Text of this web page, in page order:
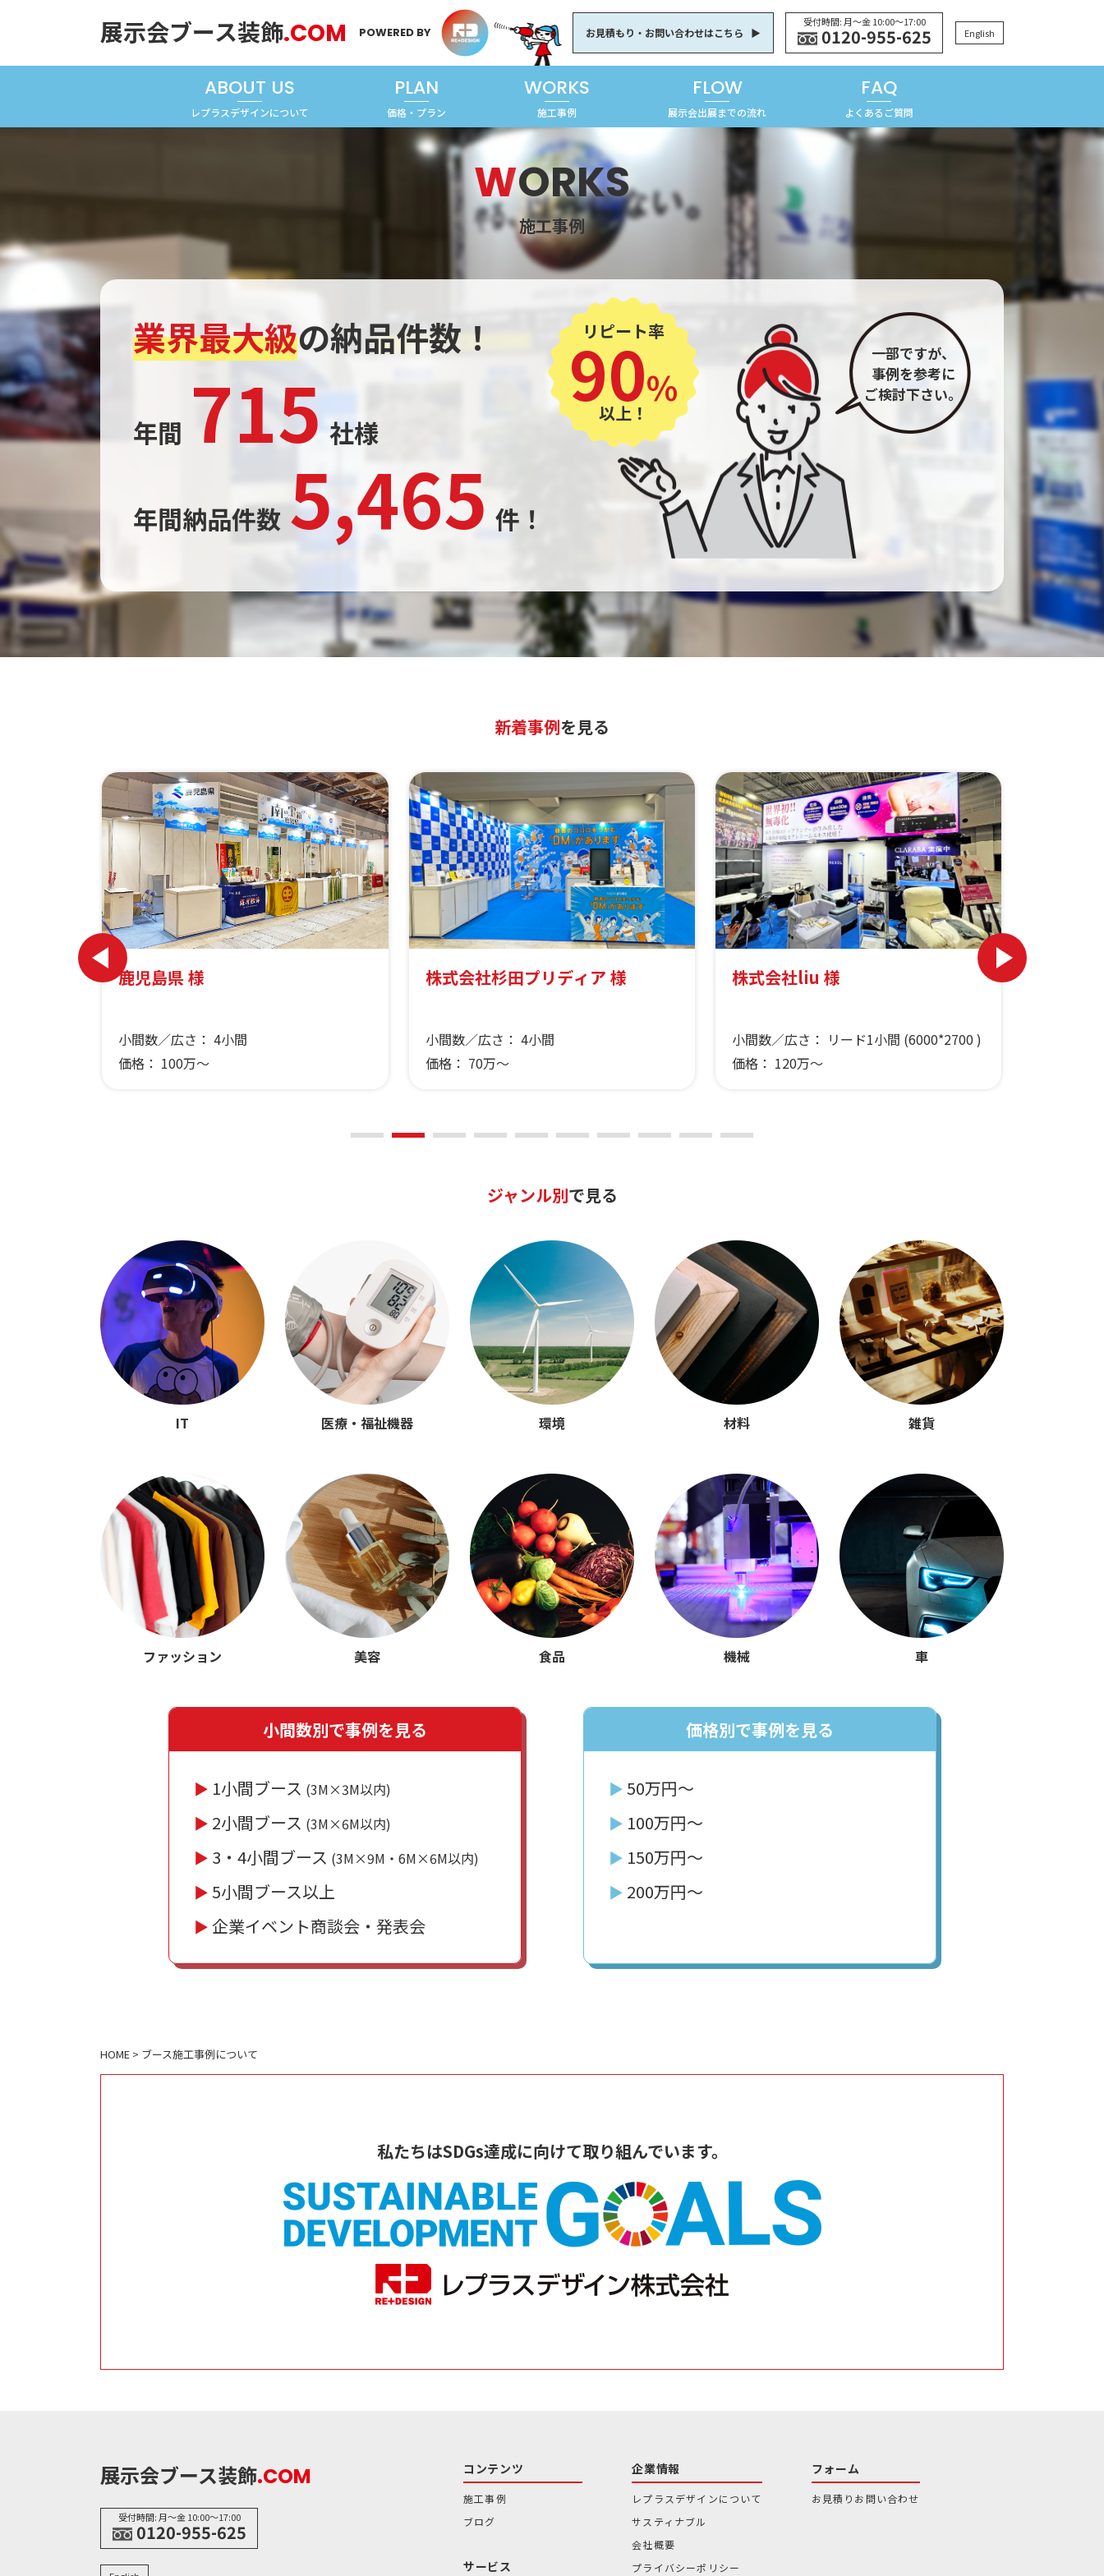
展示会ブース装飾.COM POWERED BY お見積もり・お問い合わせはこちら
受付時間: 月〜金 10:00〜17:00
0120-955-625 English
ABOUT US
レプラスデザインについて
PLAN
価格・プラン
WORKS
施工事例
FLOW
展示会出展までの流れ
FAQ
よくあるご質問
WORKS
施工事例
業界最大級の納品件数！
年間 715 社様
年間納品件数 5,465 件！
一部ですが、
事例を参考に
ご検討下さい。
リピート率
90%
以上！
新着事例を見る
鹿児島県 様
小間数／広さ：4小間
価格： 100万～
株式会社杉田プリディア 様
小間数／広さ： 4小間
価格： 70万～
株式会社liu 様
小間数／広さ： リード1小間 (6000*2700 )
価格： 120万～
ジャンル別で見る
IT 医療・ 福祉機器 環境 材料 雑貨
ファッション 美容 食品 機械 車
小間数別で事例を見る
▶︎ 1小間ブース (3M×3M以内)
▶︎ 2小間ブース (3M×6M以内)
▶︎ 3・4小間ブース (3M×9M・6M×6M以内)
▶︎ 5小間ブース以上
▶︎ 企業イベント商談会・発表会
価格別で事例を見る
▶︎ 50万円〜
▶︎ 100万円〜
▶︎ 150万円〜
▶︎ 200万円〜
HOME > ブース施工事例について
私たちはSDGs達成に向けて取り組んでいます。
展示会ブース装飾.COM
受付時間: 月〜金 10:00〜17:00
0120-955-625
コンテンツ
施工事例
ブログ
サービス
企業情報
レプラスデザインについて
サスティナブル
会社概要
プライバシーポリシー
フォーム
お見積りお問い合わせ